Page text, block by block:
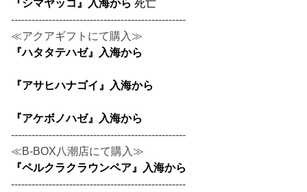
---------------------------------------------------
≪アクアギフトにて購入≫
『ハタタテハゼ』入海から
『アサヒハナゴイ』入海から
『アケボノハゼ』入海から
---------------------------------------------------
≪B-BOX八潮店にて購入≫
『ペルクラクラウンペア』入海から
---------------------------------------------------